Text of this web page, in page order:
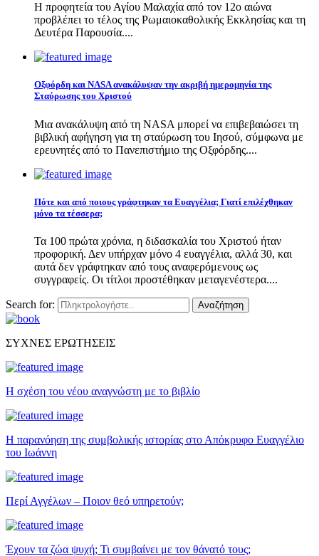
Η προφητεία του Αγίου Μαλαχία από τον 12ο αιώνα
προβλέπει το τέλος της Ρωμαιοκαθολικής Εκκλησίας και τη
Δευτέρα Παρουσία....
Οξφόρδη και NASA ανακάλυψαν την ακριβή ημερομηνία της
Σταύρωσης του Χριστού
Μια ανακάλυψη από τη NASA μπορεί να επιβεβαιώσει τη
βιβλική αφήγηση για τη σταύρωση του Ιησού, σύμφωνα με
ερευνητές από το Πανεπιστήμιο της Οξφόρδης....
Πότε και από ποιους γράφτηκαν τα Ευαγγέλια; Γιατί επιλέχθηκαν
μόνο τα τέσσερα;
Τα 100 πρώτα χρόνια, η διδασκαλία του Χριστού ήταν
προφορική. Δεν υπήρχαν μόνο 4 ευαγγέλια, αλλά 30, και
αυτά δεν γράφτηκαν από τους αναφερόμενους ως
συγγραφείς. Οι τίτλοι προστέθηκαν μεταγενέστερα....
Search for: Αναζήτηση
ΣΥΧΝΕΣ ΕΡΩΤΗΣΕΙΣ
Η σχέση του νέου αναγνώστη με το βιβλίο
Η παρανόηση της συμβολικής ιστορίας στο Απόκρυφο Ευαγγέλιο
του Ιωάννη
Περί Αγγέλων – Ποιον θεό υπηρετούν;
Έχουν τα ζώα ψυχή; Τι συμβαίνει με τον θάνατό τους;